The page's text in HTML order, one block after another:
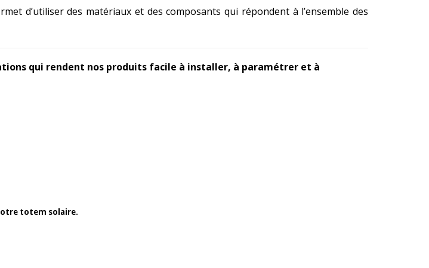
d’utiliser des matériaux et des composants qui répondent à l’ensemble des
qui rendent nos produits facile à installer, à paramétrer et à
totem solaire.